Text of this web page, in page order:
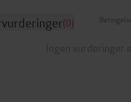
(0)
Ingen vurderinger